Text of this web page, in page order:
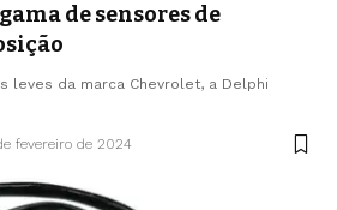
de sensores de
leves da marca Chevrolet, a Delphi
fevereiro de 2024